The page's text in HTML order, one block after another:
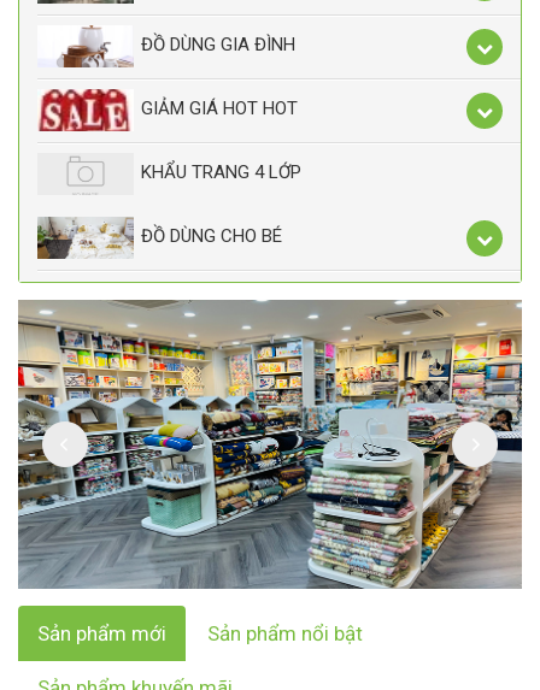
ĐỒ DÙNG GIA ĐÌNH
GIẢM GIÁ HOT HOT
KHẨU TRANG 4 LỚP
ĐỒ DÙNG CHO BÉ
Sản phẩm mới Sản phẩm nổi bật